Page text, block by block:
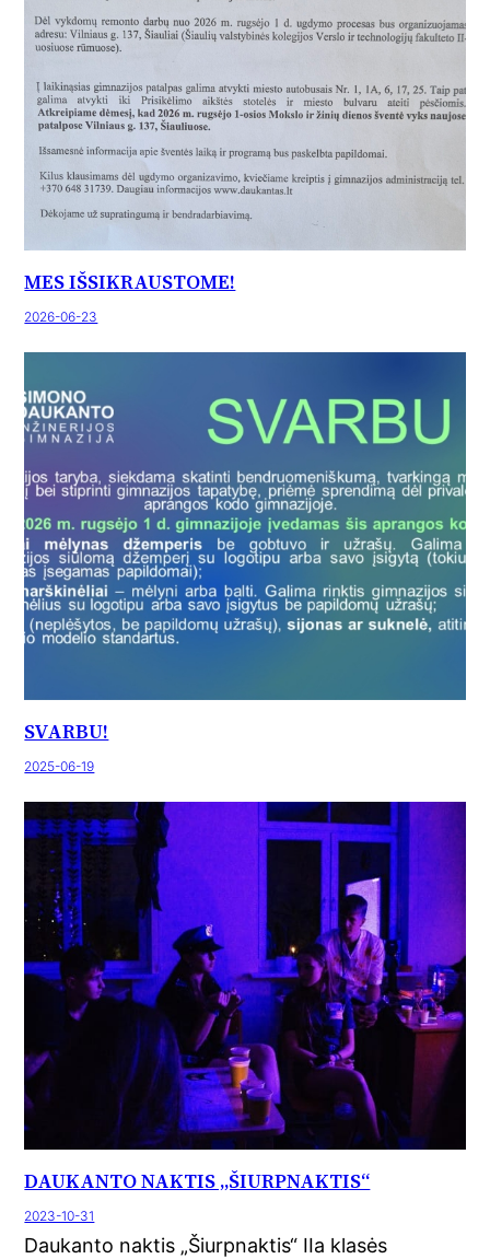
MES IŠSIKRAUSTOME!
2026-06-23
SVARBU!
2025-06-19
DAUKANTO NAKTIS „ŠIURPNAKTIS“
2023-10-31
Daukanto naktis „Šiurpnaktis“ IIa klasės